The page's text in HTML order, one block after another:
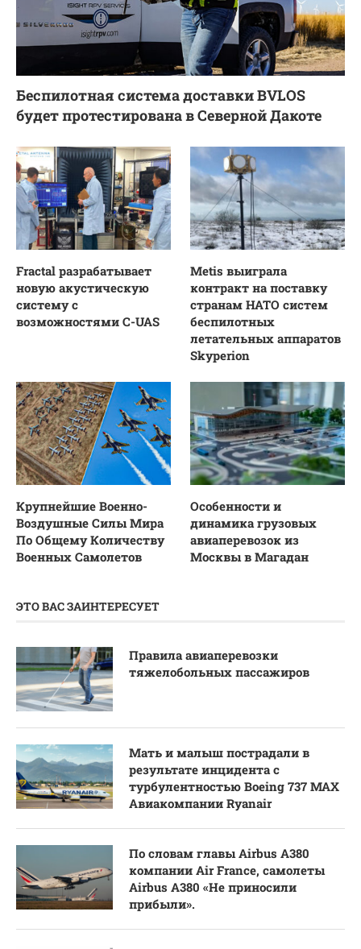
Беспилотная система доставки BVLOS
будет протестирована в Северной Дакоте
Fractal разрабатывает
новую акустическую
систему с
возможностями C-UAS
Metis выиграла
контракт на поставку
странам НАТО систем
беспилотных
летательных аппаратов
Skyperion
Крупнейшие Военно-
Воздушные Силы Мира
По Общему Количеству
Военных Самолетов
Особенности и
динамика грузовых
авиаперевозок из
Москвы в Магадан
ЭТО ВАС ЗАИНТЕРЕСУЕТ
Правила авиаперевозки
тяжелобольных пассажиров
Мать и малыш пострадали в
результате инцидента с
турбулентностью Boeing 737 MAX
Авиакомпании Ryanair
По словам главы Airbus A380
компании Air France, самолеты
Airbus A380 «Не приносили
прибыли».